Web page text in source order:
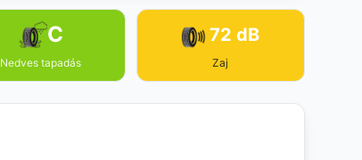
C
Nedves tapadás
72 dB
Zaj